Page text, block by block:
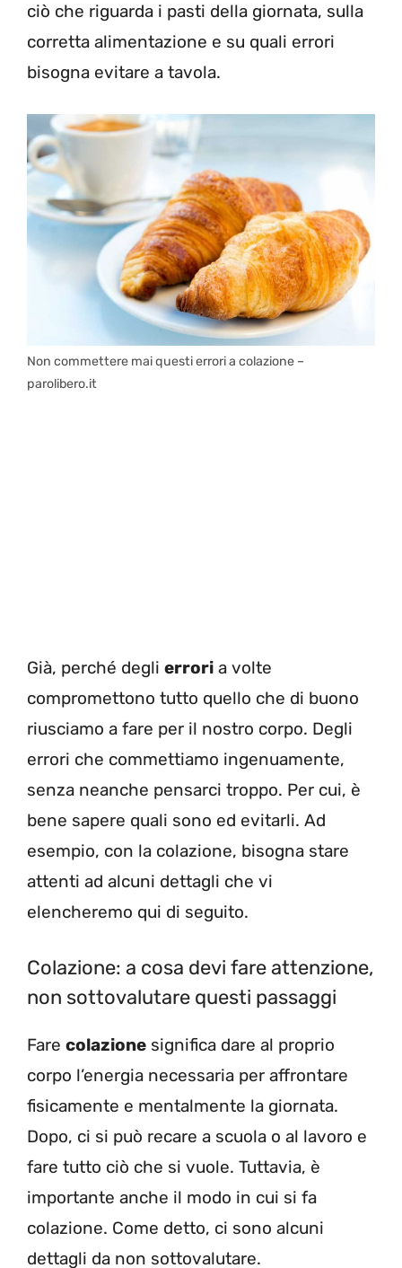
ciò che riguarda i pasti della giornata, sulla
corretta alimentazione e su quali errori
bisogna evitare a tavola.
Non commettere mai questi errori a colazione –
parolibero.it
Già, perché degli errori a volte
compromettono tutto quello che di buono
riusciamo a fare per il nostro corpo. Degli
errori che commettiamo ingenuamente,
senza neanche pensarci troppo. Per cui, è
bene sapere quali sono ed evitarli. Ad
esempio, con la colazione, bisogna stare
attenti ad alcuni dettagli che vi
elencheremo qui di seguito.
Colazione: a cosa devi fare attenzione,
non sottovalutare questi passaggi
Fare colazione significa dare al proprio
corpo l’energia necessaria per affrontare
fisicamente e mentalmente la giornata.
Dopo, ci si può recare a scuola o al lavoro e
fare tutto ciò che si vuole. Tuttavia, è
importante anche il modo in cui si fa
colazione. Come detto, ci sono alcuni
dettagli da non sottovalutare.